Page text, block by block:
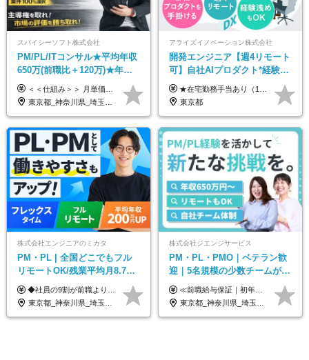
スパイシーソフト株式会社
PM/PL/ITコンサル★平均年収
650万(前職比＋120万)★年間
休日132日★残業月平均7.4h★
リモあり
＜＜仕組み＞＞ 月単価に応じて会社HPで公開しているテーブルにもとづき毎月決定されます！ https://www.tech4u.dev/payroll ＜＜実績＞＞ PM/PL・ITコンサル職の平均年収実績：650万円 前職比平均：＋120万円 ＜＜PM/PL・ITコンサル案件＞＞ ・PMO／進捗・課題管理：600〜800万円 ・要件定義／業務改善支援：650〜850万円 ・開発PM／PL：750〜1000万円 ・インフラPM／PL：750〜1000万円 ・ITコンサル／導入支援：800〜1000万円 ＜＜リーダークラス＞＞ 還元率：85〜90％ ・月単価100万円 → 年収約960万円 ・月単価120万円 → 年収約1150万円 ・月単価140万円 → 年収約1300万円 ※単価・還元率はすべて公開 ※待機時も給与保証 ※還元率は他社にあわせ社保の会社負担分も含めています 月給25万円～67万円＋賞与年2回 ※上記には、30時間分（4万5千円～12万1千円）の固定残業代が含まれています。超過分は別途支給します。 ※試用期間中も給与、福利厚生に差異なし 【固定残業代について】 固定残業30時間分（45,000円～121,000円）を含む ※超過分は別途全額支給
東京都_神奈川県_埼玉県_千葉県_大阪府_愛知県_兵庫県_京都府_福岡県
アライズイノベーション株式会社
開発エンジニア【週4リモート
可】自社AIプロダクト*経験浅
めOK*実働7.15h*業界シェア
TOPクラス
★在宅勤務手当あり（1日あたり500円） ★交通費は一律で支給します 年俸制：360万円〜800万円（12分割し、月々30万円～66.6万円を支給） ※経験・スキルを考慮して決定いたします。 ※上記金額には固定残業代（40時間分/7.5万円～16.6万円）を含みます。超過分は全額支給します。
東京都
株式会社エンジニアのミカタ
PM・PL | 全国どこでもフル
リモートOK/残業平均月8.7h/9
割が前職より給与アップ/フレ
ックスタイム制
◆社員の9割が前職より給与アップ！ 月給450,000円～531,500円+賞与＋インセンティブ ※経験・スキルを考慮の上、優遇いたします ※残業代につきましては、面接時にご説明させていただきます ※試用期間6ヶ月（給与・待遇に差異はございません）
東京都_神奈川県_埼玉県_千葉県_大阪府_愛知県_北海道_青森県_岩手県_宮城県_秋田県_山形県_福島県_茨城県_栃木県_群馬県_新潟県_山梨県_長野県_富山県_石川県_福井県_静岡県_岐阜県_三重県_兵庫県_京都府_滋賀県_奈良県_和歌山県_広島県_岡山県_鳥取県_島根県_山口県_徳島県_香川県_愛媛県_高知県_福岡県_熊本県_佐賀県_長崎県_大分県_宮崎県_鹿児島県_沖縄県
株式会社ジエンジサービス
PM・PL・PMO｜ベテラン歓
迎｜5名規模の少数チームが中
心｜フルリモートOK｜直請け
7割｜年収600万円〜
≪前職給与保証｜初年度想定年収600万円～≫ 月給45万円以上＋決算賞与＋交通費 ※スキル・経験を考慮の上、優遇します ※上記月給には固定残業代月20時間分(5万1000円以上)を含みます。超過した場合は、その分追加支給します ※試用期間3～6ヵ月は固定残業代なし(雇用形態やその他待遇・福利厚生は同じです) =========== ▼実力と成長にこだわった評価制度▼ 年2回の評価で昇給・昇格が決まります。 評価は、就業先のお客様からの評価をベースに、目標達成状況やプロジェクトでの役割・貢献度などを総合的に判断して決定します。 日々の働きぶりを実際に見ているお客様の声を反映することで、より公平で納得感のある評価を実現しています。 また、評価後は面談を通じてフィードバックを行い、今後の成長やキャリアについて一緒に考えていきます。 ▼成長につながる目標設定▼ 半期ごとに、具体的な行動ベースの目標を設定し、その達成度や取り組みのプロセスを評価に反映します。 目標は、お客様からのフィードバックや現場での課題をもとに設定するため、「今何を伸ばすべきか」が明確になります。 また、上司との面談を通じて振り返りと次の目標設定を行い、継続的なスキルアップと市場価値の向上を支援しています。
東京都_神奈川県_埼玉県_千葉県_大阪府_愛知県_北海道_青森県_岩手県_宮城県_秋田県_山形県_福島県_茨城県_栃木県_群馬県_新潟県_山梨県_長野県_富山県_石川県_福井県_静岡県_岐阜県_三重県_兵庫県_京都府_滋賀県_奈良県_和歌山県_広島県_岡山県_鳥取県_島根県_山口県_徳島県_香川県_愛媛県_高知県_福岡県_熊本県_佐賀県_長崎県_大分県_宮崎県_鹿児島県_沖縄県